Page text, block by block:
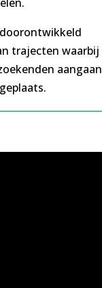
trajecten waarbij
aangaan